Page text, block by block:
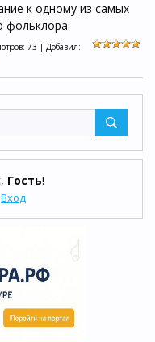
, Гость!
Вход
к одному из самых
фольклора.
73 | Добавил: